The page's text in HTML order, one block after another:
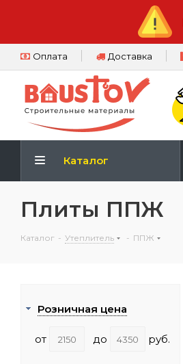
Оплата Доставка
Каталог
Плиты ППЖ
Каталог - Утеплитель - ППЖ
Розничная цена
от до руб.